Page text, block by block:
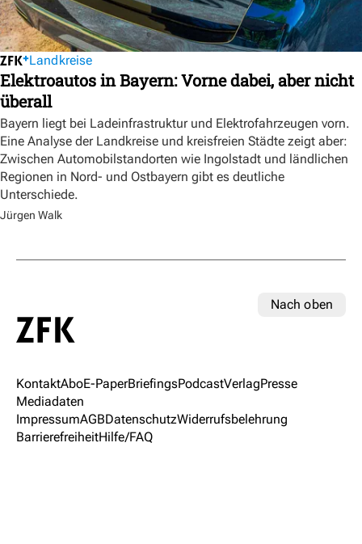
Landkreise
Elektroautos in Bayern: Vorne dabei, aber nicht
überall
Bayern liegt bei Ladeinfrastruktur und Elektrofahrzeugen vorn.
Eine Analyse der Landkreise und kreisfreien Städte zeigt aber:
Zwischen Automobilstandorten wie Ingolstadt und ländlichen
Regionen in Nord- und Ostbayern gibt es deutliche
Unterschiede.
Jürgen Walk
Nach oben
KontaktAboE-PaperBriefingsPodcastVerlagPresse
Mediadaten
ImpressumAGBDatenschutzWiderrufsbelehrung
BarrierefreiheitHilfe/FAQ